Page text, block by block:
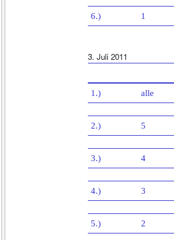
6.) 1
3. Juli 2011
1.) alle
2.) 5
3.) 4
4.) 3
5.) 2